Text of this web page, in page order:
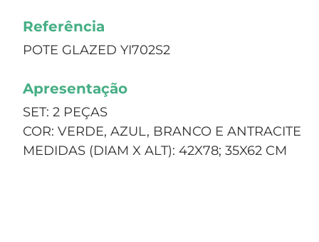
Referência
POTE GLAZED YI702S2
Apresentação
SET: 2 PEÇAS
COR: VERDE, AZUL, BRANCO E ANTRACITE
MEDIDAS (DIAM X ALT): 42X78; 35X62 CM